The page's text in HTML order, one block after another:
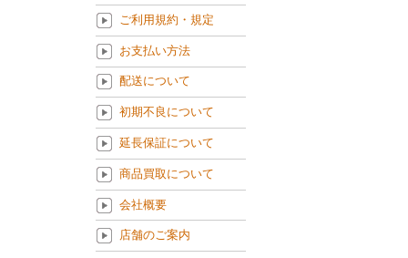
ご利用規約・規定
お支払い方法
配送について
初期不良について
延長保証について
商品買取について
会社概要
店舗のご案内